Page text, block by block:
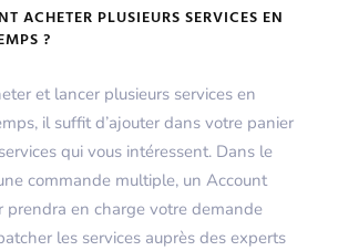
ACHETER PLUSIEURS SERVICES EN
?
et lancer plusieurs services en
il suffit d’ajouter dans votre panier
qui vous intéressent. Dans le
commande multiple, un Account
prendra en charge votre demande
les services auprès des experts